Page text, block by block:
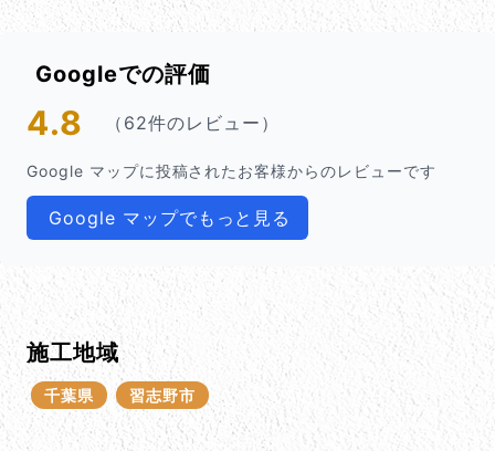
Googleでの評価
4.8 （62件のレビュー）
Google マップに投稿されたお客様からのレビューです
Google マップでもっと見る
施工地域
千葉県 習志野市